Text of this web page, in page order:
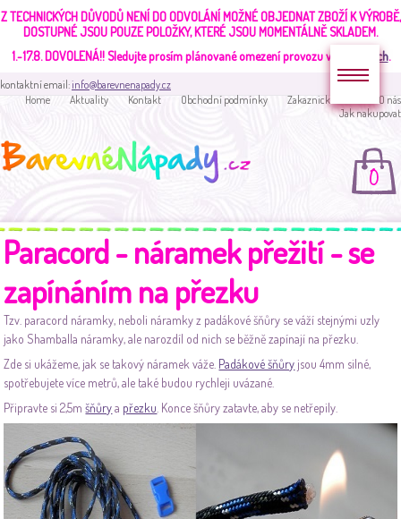
Z TECHNICKÝCH DŮVODŮ NENÍ DO ODVOLÁNÍ MOŽNÉ OBJEDNAT ZBOŽÍ K VÝROBĚ,
DOSTUPNÉ JSOU POUZE POLOŽKY, KTERÉ JSOU MOMENTÁLNĚ SKLADEM.
1.-17.8. DOVOLENÁ!!Sledujte prosím plánované omezení provozu v aktualitách.
kontaktní email:info@barevnenapady.cz
Home
Aktuality Kontakt Obchodní podmínky Zakaznická sekce
O nás
Jak nakupovat
0
Paracord - náramek přežití - se
zapínáním na přezku
Tzv. paracord náramky, neboli náramky z padákové šňůry se váží stejnými uzly
jako Shamballa náramky, ale narozdíl od nich se běžně zapínají na přezku.
Zde si ukážeme, jak se takový náramek váže. Padákové šňůry jsou 4mm silné,
spotřebujete více metrů, ale také budou rychleji uvázané.
Připravte si 2,5mšňůrya přezku . Konce šňůry zatavte, aby se netřepily.